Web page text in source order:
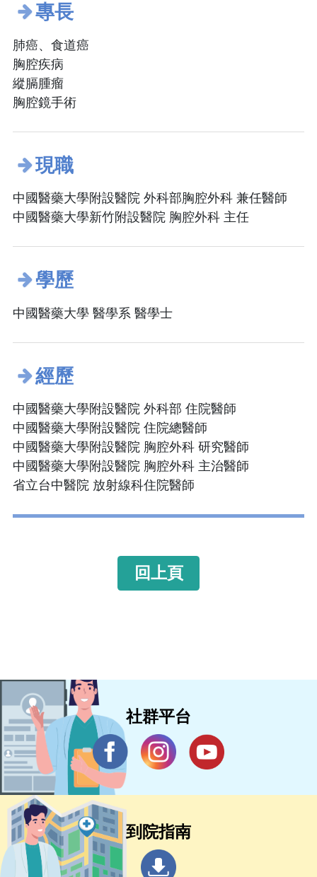
專長
肺癌、食道癌
胸腔疾病
縱膈腫瘤
胸腔鏡手術
現職
中國醫藥大學附設醫院 外科部胸腔外科 兼任醫師
中國醫藥大學新竹附設醫院 胸腔外科 主任
學歷
中國醫藥大學 醫學系 醫學士
經歷
中國醫藥大學附設醫院 外科部 住院醫師
中國醫藥大學附設醫院 住院總醫師
中國醫藥大學附設醫院 胸腔外科 研究醫師
中國醫藥大學附設醫院 胸腔外科 主治醫師
省立台中醫院 放射線科住院醫師
回上頁
社群平台
到院指南